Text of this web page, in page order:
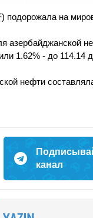
подорожала на
азербайджанской
1.62% - до 114.14
нефти
канал